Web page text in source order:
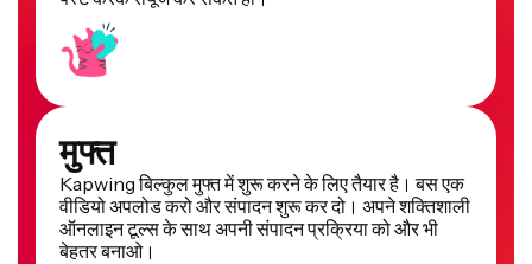
मुफ्त
Kapwing बिल्कुल मुफ्त में शुरू करने के लिए तैयार है। बस एक
वीडियो अपलोड करो और संपादन शुरू कर दो। अपने शक्तिशाली
ऑनलाइन टूल्स के साथ अपनी संपादन प्रक्रिया को और भी
बेहतर बनाओ।